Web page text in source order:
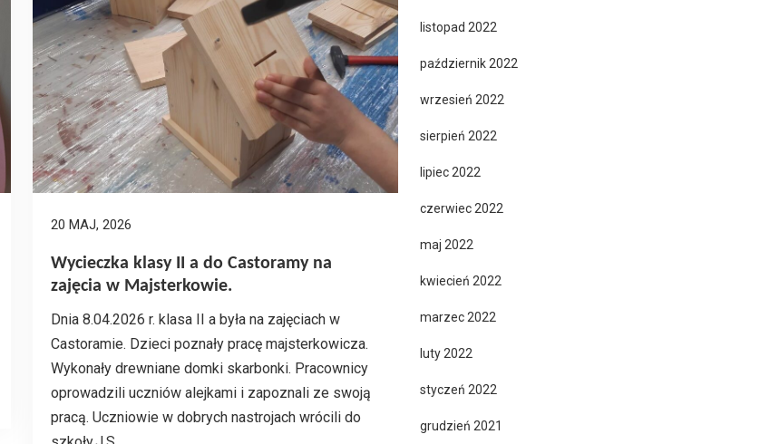
20 MAJ, 2026
Wycieczka klasy II a do Castoramy na
zajęcia w Majsterkowie.
Dnia 8.04.2026 r. klasa II a była na zajęciach w
Castoramie. Dzieci poznały pracę majsterkowicza.
Wykonały drewniane domki skarbonki. Pracownicy
oprowadzili uczniów alejkami i zapoznali ze swoją
pracą. Uczniowie w dobrych nastrojach wrócili do
listopad 2022
październik 2022
wrzesień 2022
sierpień 2022
lipiec 2022
czerwiec 2022
maj 2022
kwiecień 2022
marzec 2022
luty 2022
styczeń 2022
grudzień 2021